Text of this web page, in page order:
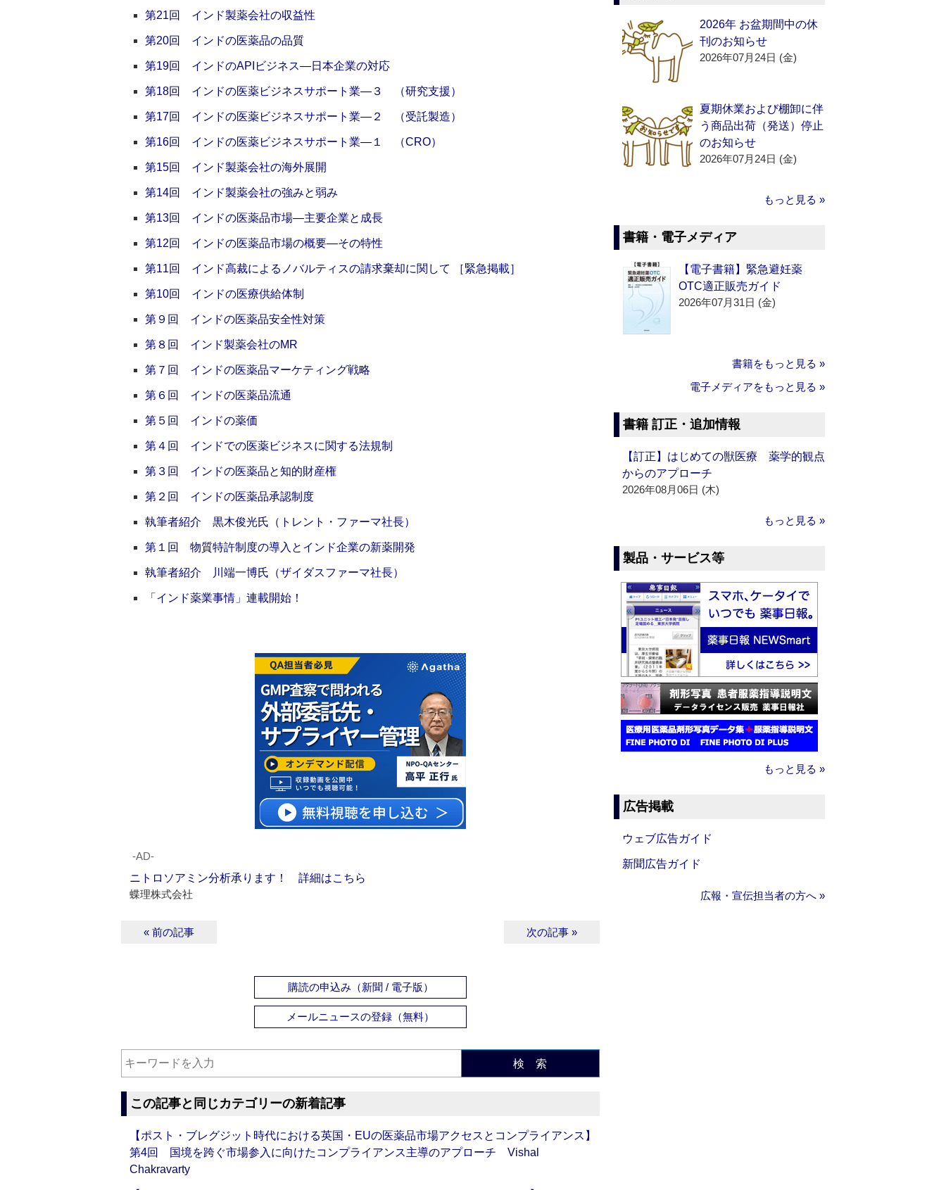
第21回 インド製薬会社の収益性
第20回 インドの医薬品の品質
第19回 インドのAPIビジネス―日本企業の対応
第18回 インドの医薬ビジネスサポート業―３ （研究支援）
第17回 インドの医薬ビジネスサポート業―２ （受託製造）
第16回 インドの医薬ビジネスサポート業―１ （CRO）
第15回 インド製薬会社の海外展開
第14回 インド製薬会社の強みと弱み
第13回 インドの医薬品市場―主要企業と成長
第12回 インドの医薬品市場の概要―その特性
第11回 インド高裁によるノバルティスの請求棄却に関して ［緊急掲載］
第10回 インドの医療供給体制
第９回 インドの医薬品安全性対策
第８回 インド製薬会社のMR
第７回 インドの医薬品マーケティング戦略
第６回 インドの医薬品流通
第５回 インドの薬価
第４回 インドでの医薬ビジネスに関する法規制
第３回 インドの医薬品と知的財産権
第２回 インドの医薬品承認制度
執筆者紹介 黒木俊光氏（トレント・ファーマ社長）
第１回 物質特許制度の導入とインド企業の新薬開発
執筆者紹介 川端一博氏（ザイダスファーマ社長）
「インド薬業事情」連載開始！
‐AD‐
ニトロソアミン分析承ります！ 詳細はこちら
蝶理株式会社
« 前の記事 次の記事 »
購読の申込み（新聞 / 電子版）
メールニュースの登録（無料）
検 索
この記事と同じカテゴリーの新着記事
【ポスト・ブレグジット時代における英国・EUの医薬品市場アクセスとコンプライアンス】
第4回 国境を跨ぐ市場参入に向けたコンプライアンス主導のアプローチ Vishal
Chakravarty
2026年 お盆期間中の休
刊のお知らせ
2026年07月24日 (金)
夏期休業および棚卸に伴
う商品出荷（発送）停止
のお知らせ
2026年07月24日 (金)
もっと見る »
書籍・電子メディア
【電子書籍】緊急避妊薬
OTC適正販売ガイド
2026年07月31日 (金)
書籍をもっと見る »
電子メディアをもっと見る »
書籍 訂正・追加情報
【訂正】はじめての獣医療 薬学的観点
からのアプローチ
2026年08月06日 (木)
もっと見る »
製品・サービス等
もっと見る »
広告掲載
ウェブ広告ガイド
新聞広告ガイド
広報・宣伝担当者の方へ »